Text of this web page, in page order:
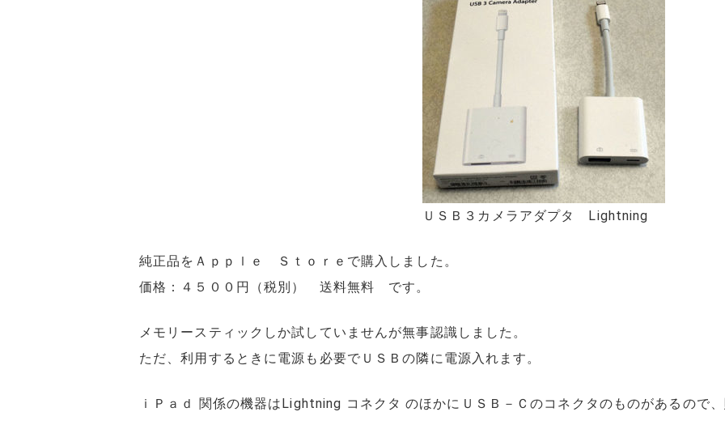
ＵＳＢ３カメラアダプタ Lightning
純正品をＡｐｐｌｅ Ｓｔｏｒｅで購入しました。
価格：４５００円（税別） 送料無料 です。
メモリースティックしか試していませんが無事認識しました。
ただ、利用するときに電源も必要でＵＳＢの隣に電源入れます。
ｉＰａｄ 関係の機器はLightning コネクタ のほかにＵＳＢ－Ｃのコネクタのものがあるので